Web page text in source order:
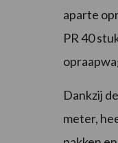
aparte
PR 40
Dankzij
meter,